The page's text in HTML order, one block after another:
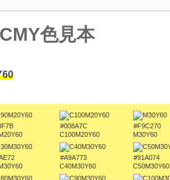
色見本
#008A7C
C100M20Y60
#F9C270
M30Y60
#A9A773
C40M30Y60
#91A074
C50M30Y60